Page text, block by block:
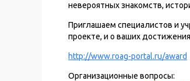
невероятных знакомств,
Приглашаем специалистов и
проекте, и о ваших
http://www.roag-portal.ru/award
Организационные вопросы: